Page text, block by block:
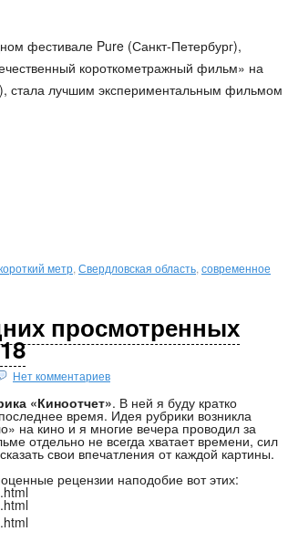
фестивале Pure (Санкт-Петербург),
короткометражный фильм» на
стала лучшим экспериментальным фильмом
метр Свердловская область современное
просмотренных
Нет комментариев
«Киноотчет». В ней я буду кратко
время. Идея рубрики возникла
на кино и я многие вечера проводил за
отдельно не всегда хватает времени, сил
свои впечатления от каждой картины.
рецензии наподобие вот этих: